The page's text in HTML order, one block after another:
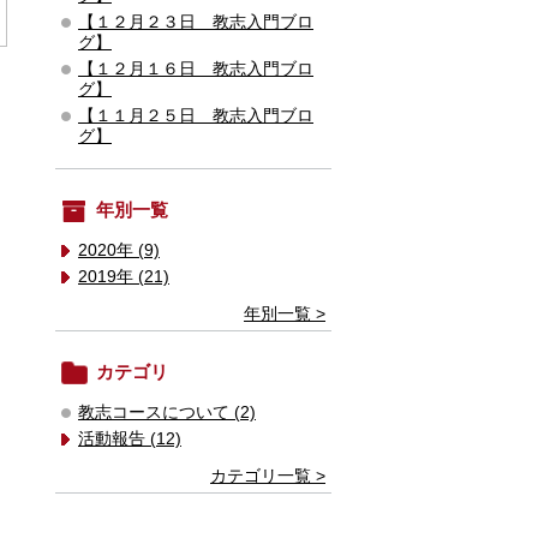
【１２月２３日 教志入門ブロ
グ】
【１２月１６日 教志入門ブロ
グ】
【１１月２５日 教志入門ブロ
グ】
年別一覧
2020年 (9)
2019年 (21)
年別一覧 >
カテゴリ
教志コースについて (2)
活動報告 (12)
カテゴリ一覧 >